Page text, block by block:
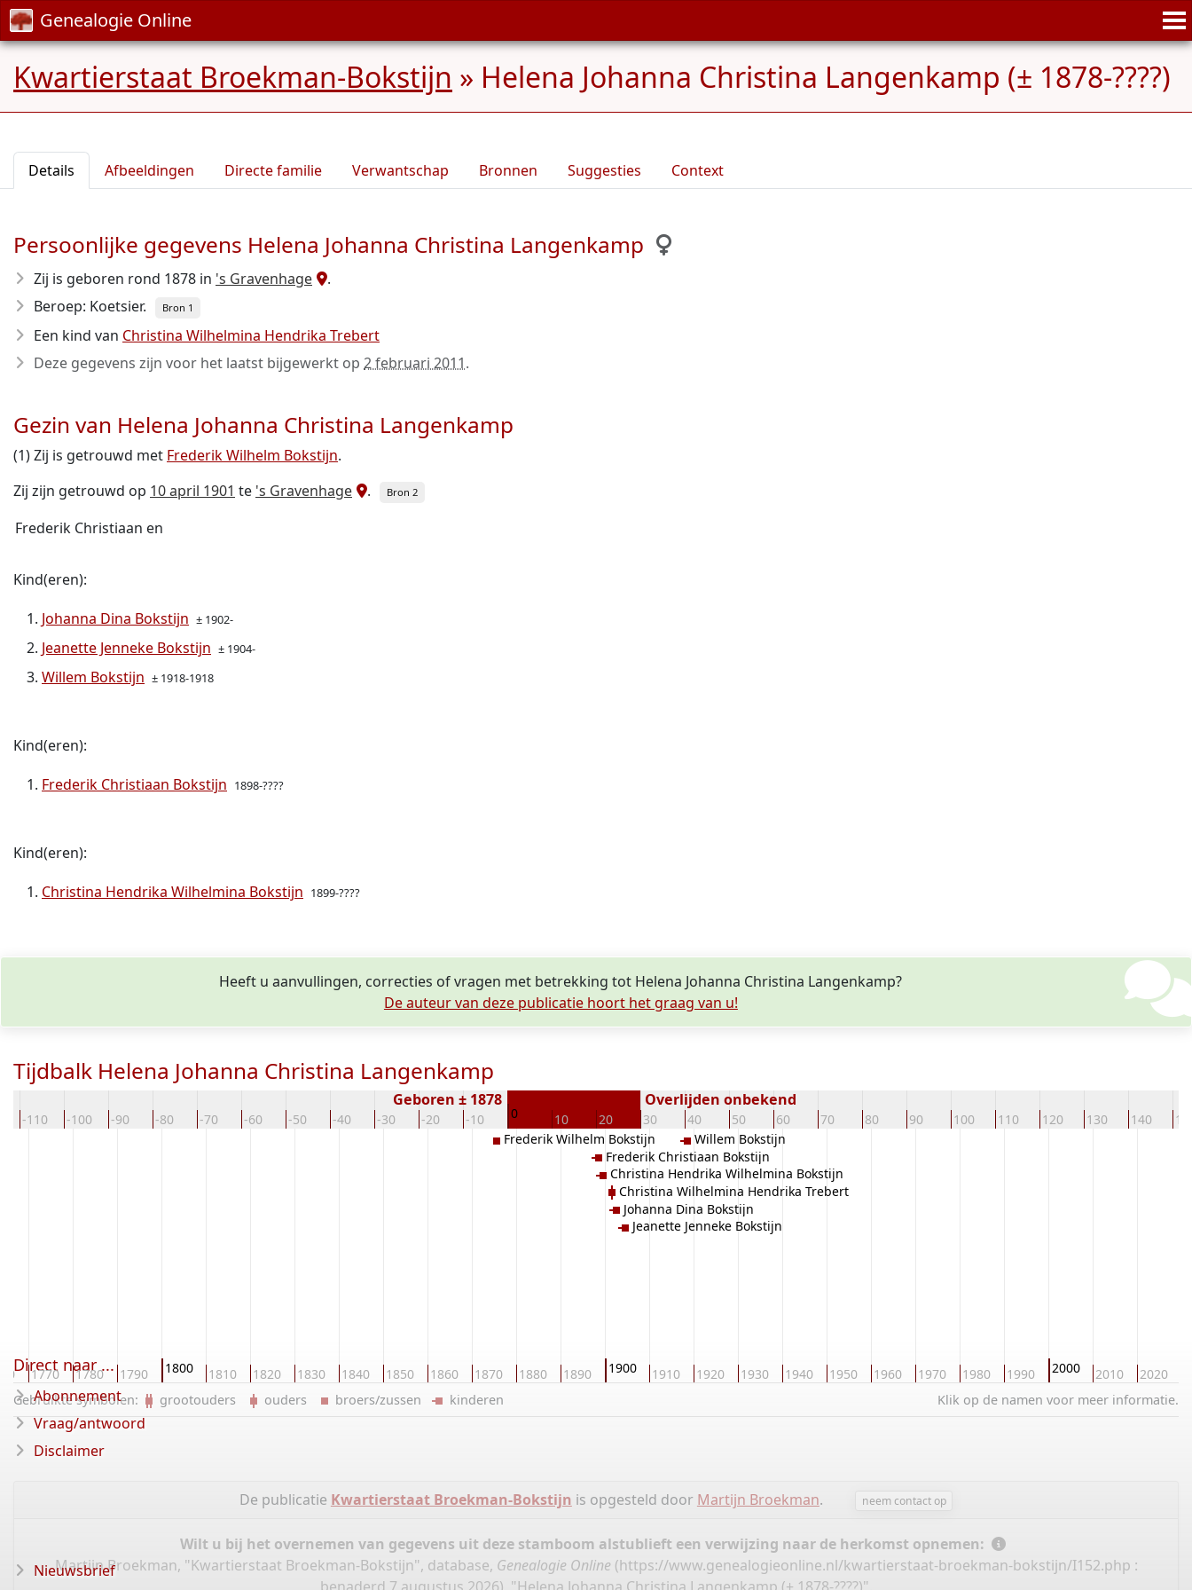
Genealogie Online
Kwartierstaat Broekman-Bokstijn » Helena Johanna Christina Langenkamp (± 1878-????)
Details Afbeeldingen Directe familie Verwantschap Bronnen Suggesties Context
Persoonlijke gegevens Helena Johanna Christina Langenkamp
Zij is geboren rond 1878 in 's Gravenhage
.
Beroep: Koetsier.
Bron 1
Een kind van Christina Wilhelmina Hendrika Trebert
Deze gegevens zijn voor het laatst bijgewerkt op 2 februari 2011.
Gezin van Helena Johanna Christina Langenkamp
(1) Zij is getrouwd met Frederik Wilhelm Bokstijn.
Zij zijn getrouwd op 10 april 1901 te 's Gravenhage . Bron 2
Frederik Christiaan en
Kind(eren):
Johanna Dina Bokstijn ± 1902-
Jeanette Jenneke Bokstijn ± 1904-
Willem Bokstijn ± 1918-1918
Kind(eren):
Frederik Christiaan Bokstijn 1898-????
Kind(eren):
Christina Hendrika Wilhelmina Bokstijn 1899-????
Heeft u aanvullingen, correcties of vragen met betrekking tot Helena Johanna Christina Langenkamp?
De auteur van deze publicatie hoort het graag van u!
Tijdbalk Helena Johanna Christina Langenkamp
-110 -100 -90 -80 -70 -60 -50 -40 -30 -20 -10 0 10 20 30 40 50 60 70 80 90 100 110 120 130 140
Geboren ± 1878 Overlijden onbekend
1770 1780 1790 1800 1810 1820 1830 1840 1850 1860 1870 1880 1890 1900 1910 1920 1930 1940 1950 1960 1970 1980 1990 2000 2010 2020
Frederik Wilhelm Bokstijn
Frederik Christiaan Bokstijn
Christina Hendrika Wilhelmina Bokstijn
Christina Wilhelmina Hendrika Trebert
Johanna Dina Bokstijn
Jeanette Jenneke Bokstijn
Willem Bokstijn
Klik op de namen voor meer informatie.
Gebruikte symbolen: grootouders ouders broers/zussen kinderen
De publicatie Kwartierstaat Broekman-Bokstijn is opgesteld door Martijn Broekman. neem contact op
Wilt u bij het overnemen van gegevens uit deze stamboom alstublieft een verwijzing naar de herkomst opnemen:
Martijn Broekman, "Kwartierstaat Broekman-Bokstijn", database, Genealogie Online (https://www.genealogieonline.nl/kwartierstaat-broekman-bokstijn/I152.php :
Direct naar ...
Abonnement
Vraag/antwoord
Disclaimer
Nieuwsbrief